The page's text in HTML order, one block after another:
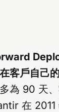
客戶自己
多為 90 天
在